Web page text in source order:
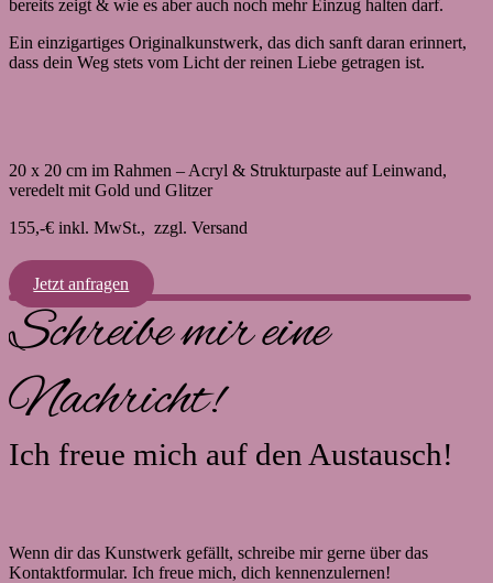
bereits zeigt & wie es aber auch noch mehrEinzug halten darf.
Ein einzigartiges Originalkunstwerk, das dich sanft daran erinnert,
dass dein Weg stets vom Licht der reinen Liebe getragen ist.
20 x 20 cm im Rahmen – Acryl & Strukturpaste auf Leinwand,
veredelt mit Gold und Glitzer
155,-€ inkl. MwSt., zzgl. Versand
Jetzt anfragen
Schreibe mir eine
Nachricht!
Ich freue mich auf den Austausch!
Wenn dir das Kunstwerk gefällt, schreibe mir gerne über das
Kontaktformular. Ich freue mich, dich kennenzulernen!